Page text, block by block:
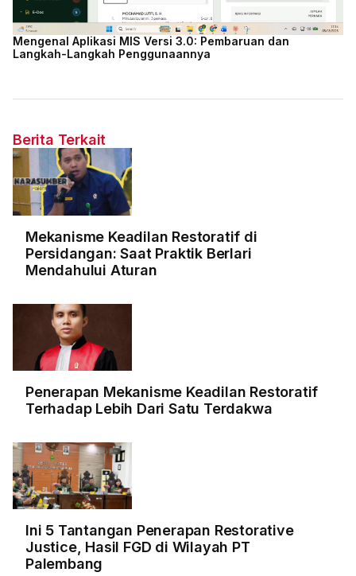
Mengenal Aplikasi MIS Versi 3.0: Pembaruan dan
Langkah-Langkah Penggunaannya
Berita Terkait
Mekanisme Keadilan Restoratif di
Persidangan: Saat Praktik Berlari
Mendahului Aturan
Penerapan Mekanisme Keadilan Restoratif
Terhadap Lebih Dari Satu Terdakwa
Ini 5 Tantangan Penerapan Restorative
Justice, Hasil FGD di Wilayah PT
Palembang